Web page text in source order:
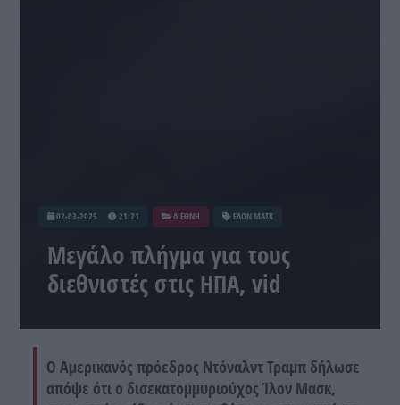
02-03-2025 21:21 ΔΙΕΘΝΗ ΕΛΟΝ ΜΑΣΚ
Μεγάλο πλήγμα για τους
διεθνιστές στις ΗΠΑ, vid
Ο Αμερικανός πρόεδρος Ντόναλντ Τραμπ δήλωσε
απόψε ότι ο δισεκατομμυριούχος Ίλον Μασκ,